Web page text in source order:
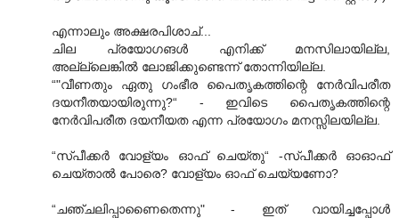
എന്നാലും അക്ഷരപിശാച്...
ചില പ്രയോഗങള്‍ എനിക്ക് മനസിലായില്ല,
അല്ല്ലെങ്കില്‍ ലോജിക്കുണ്ടെന്ന് തോന്നിയില്ല.
“"വീണതും ഏതു ഗംഭീര പൈതൃകത്തിന്റെ നേര്‍വിപരീത
ദയനീതയായിരുന്നു?“ - ഇവിടെ പൈതൃകത്തിന്റെ
നേര്‍വിപരീത ദയനീയത എന്ന പ്രയോഗം മനസ്സിലയില്ല.
“സ്പീക്കര്‍ വോള്യം ഓഫ് ചെയ്തു“ -സ്പീക്കര്‍ ഓഓഫ്
ചെയ്താല്‍ പോരെ? വോള്യം ഓഫ് ചെയ്യണോ?
“ചഞ്ചലിപ്പാണൈതെന്നു" - ഇത് വായിച്ചപ്പോള്‍